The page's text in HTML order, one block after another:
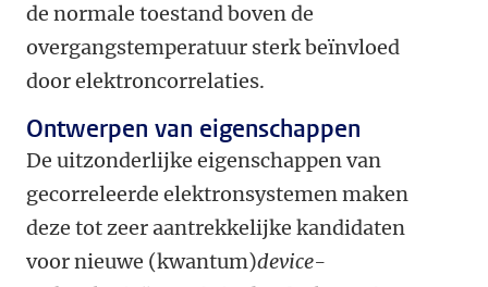
de normale toestand boven de
overgangstemperatuur sterk beïnvloed
door elektroncorrelaties.
Ontwerpen van eigenschappen
De uitzonderlijke eigenschappen van
gecorreleerde elektronsystemen maken
deze tot zeer aantrekkelijke kandidaten
voor nieuwe (kwantum)device-